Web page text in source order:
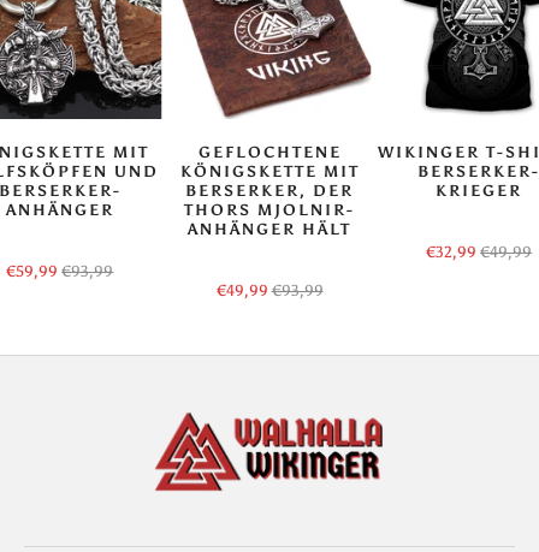
MIT
UND
ANHÄNGER
€59,99 €93,99
GEFLOCHTENE
KÖNIGSKETTE MIT
BERSERKER, DER
THORS MJOLNIR-
ANHÄNGER HÄLT
€49,99 €93,99
WIKINGER T-
KRIEGER
€32,99 €49,99